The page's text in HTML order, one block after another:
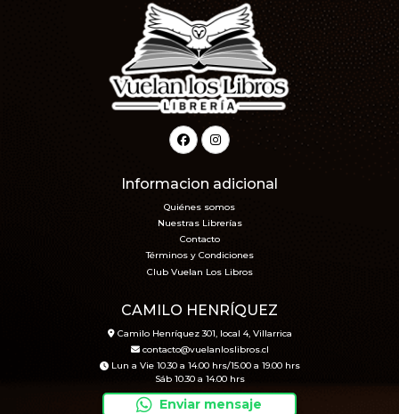
Informacion adicional
Quiénes somos
Nuestras Librerías
Contacto
Términos y Condiciones
Club Vuelan Los Libros
CAMILO HENRÍQUEZ
Camilo Henríquez 301, local 4, Villarrica
contacto@vuelanloslibros.cl
Lun a Vie 10.30 a 14.00 hrs/15.00 a 19.00 hrs
Sáb 10.30 a 14.00 hrs
Enviar mensaje